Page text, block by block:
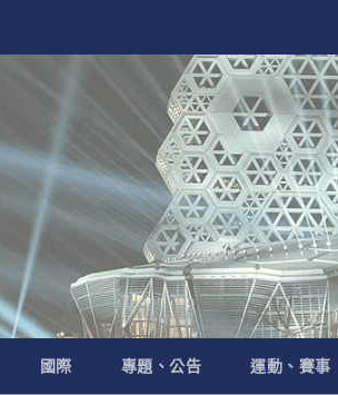
國際 專題、公告 運動、賽事